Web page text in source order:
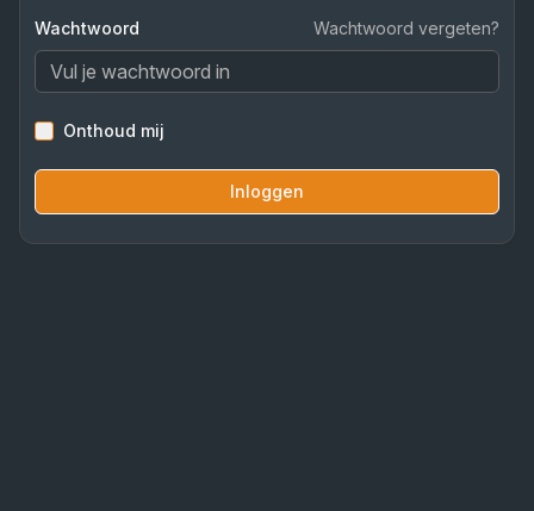
Wachtwoord Wachtwoord vergeten?
Onthoud mij
Inloggen